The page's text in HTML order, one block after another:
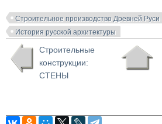
Строительное производство Древней Руси
История русской архитектуры
Строительные
конструкции:
СТЕНЫ